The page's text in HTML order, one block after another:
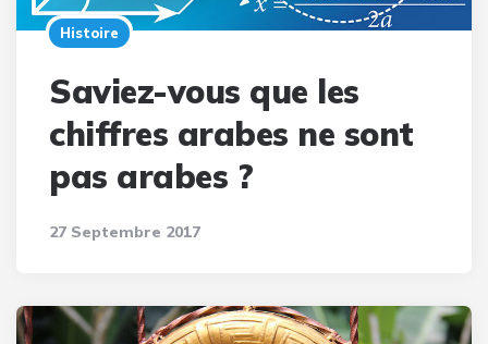
Histoire
Saviez-vous que les
chiffres arabes ne sont
pas arabes ?
27 Septembre 2017